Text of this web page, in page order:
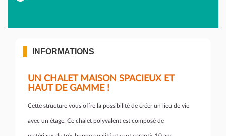
INFORMATIONS
UN CHALET MAISON SPACIEUX ET
HAUT DE GAMME !
Cette structure vous offre la possibilité de créer un lieu de vie
avec un étage. Ce chalet polyvalent est composé de